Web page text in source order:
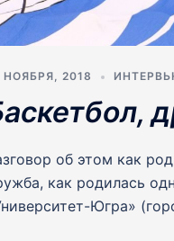
НОЯБРЯ, 2018
об этом как
как родилась
Югра»